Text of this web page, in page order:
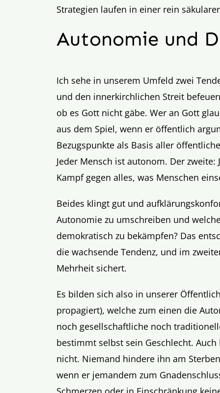
Strategien laufen in einer rein
Autonomie und
Ich sehe in unserem Umfeld zwei
und den innerkirchlichen Streit
ob es Gott nicht gäbe. Wer an Gott
aus dem Spiel, wenn er öffentlich
Bezugspunkte als Basis aller
Jeder Mensch ist autonom. Der
Kampf gegen alles, was Menschen
Beides klingt gut und
Autonomie zu umschreiben und
demokratisch zu bekämpfen? Das
die wachsende Tendenz, und im
Mehrheit sichert.
Es bilden sich also in unserer
propagiert), welche zum einen die
noch gesellschaftliche noch
bestimmt selbst sein Geschlecht.
nicht. Niemand hindere ihn am
wenn er jemandem zum